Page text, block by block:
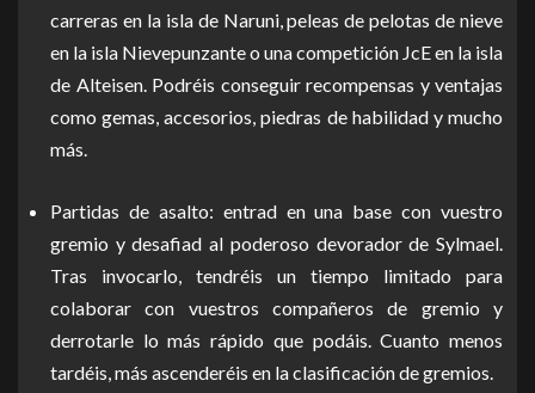
carreras en la isla de Naruni, peleas de pelotas de nieve
en la isla Nievepunzante o una competición JcE en la isla
de Alteisen. Podréis conseguir recompensas y ventajas
como gemas, accesorios, piedras de habilidad y mucho
más.
Partidas de asalto: entrad en una base con vuestro
gremio y desafiad al poderoso devorador de Sylmael.
Tras invocarlo, tendréis un tiempo limitado para
colaborar con vuestros compañeros de gremio y
derrotarle lo más rápido que podáis. Cuanto menos
tardéis, más ascenderéis en la clasificación de gremios.